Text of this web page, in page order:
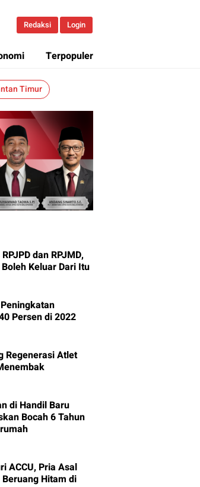
Redaksi Login
Terpopuler
Timur
dan RPJMD,
Keluar Dari Itu
Persen di 2022
Regenerasi Atlet
di Handil Baru
Bocah 6 Tahun
ACCU, Pria Asal
Hitam di